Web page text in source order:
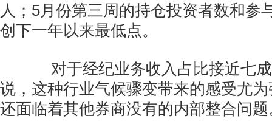
人；5月份第三周的持仓投资者数和参
创下一年以来最低点。
对于经纪业务收入占比接近七成
说，这种行业气候骤变带来的感受尤
还面临着其他券商没有的内部整合问题